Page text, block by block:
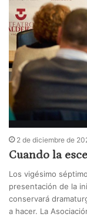
2 de diciembre de
Cuando la
Los vigésimo
presentación de la
conservará
a hacer. La